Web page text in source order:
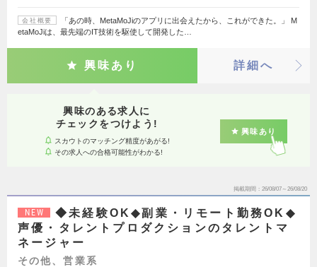
会社概要
「あの時、MetaMoJiのアプリに出会えたから、これができた。」 M
etaMoJiは、最先端のIT技術を駆使して開発した…
興味あり 詳細へ
興味のある求人に
チェックをつけよう!
スカウトのマッチング精度があがる!
その求人への合格可能性がわかる!
興味あり
掲載期間 26/08/07～26/08/20
NEW
◆未経験OK◆副業・リモート勤務OK◆
声優・タレントプロダクションのタレントマ
ネージャー
その他、営業系